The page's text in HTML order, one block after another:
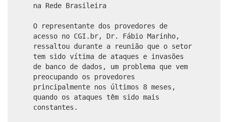
na Rede Brasileira
O representante dos provedores de
acesso no CGI.br, Dr. Fábio Marinho,
ressaltou durante a reunião que o setor
tem sido vítima de ataques e invasões
de banco de dados, um problema que vem
preocupando os provedores
principalmente nos últimos 8 meses,
quando os ataques têm sido mais
constantes.